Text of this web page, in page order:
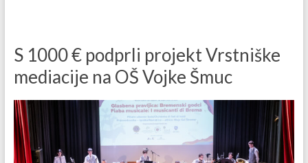
S 1000 € podprli projekt Vrstniške
mediacije na OŠ Vojke Šmuc